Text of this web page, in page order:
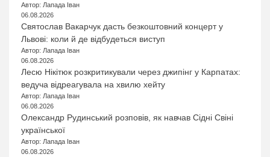
Автор: Лапада Іван
06.08.2026
Святослав Вакарчук дасть безкоштовний концерт у
Львові: коли й де відбудеться виступ
Автор: Лапада Іван
06.08.2026
Лесю Нікітюк розкритикували через джипінг у Карпатах:
ведуча відреагувала на хвилю хейту
Автор: Лапада Іван
06.08.2026
Олександр Рудинський розповів, як навчав Сідні Свіні
української
Автор: Лапада Іван
06.08.2026